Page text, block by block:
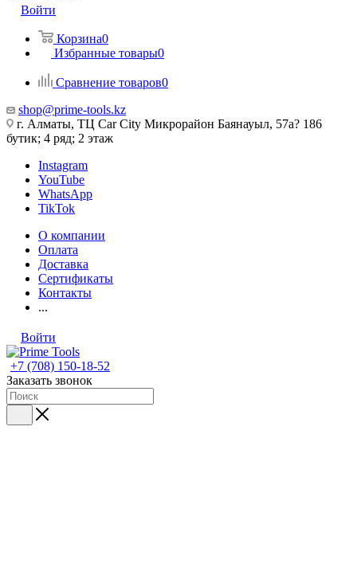
Войти
Корзина0
Избранные товары0
Сравнение товаров0
shop@prime-tools.kz
г. Алматы, ТЦ Car City​ ​Микрорайон Баянауыл, 57а? ​186
бутик; 4 ряд; 2 этаж
Instagram
YouTube
WhatsApp
TikTok
О компании
Оплата
Доставка
Сертификаты
Контакты
...
Войти
+7 (708) 150-18-52
Заказать звонок